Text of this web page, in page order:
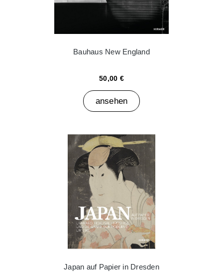
Bauhaus New England
50,00 €
ansehen
Japan auf Papier in Dresden